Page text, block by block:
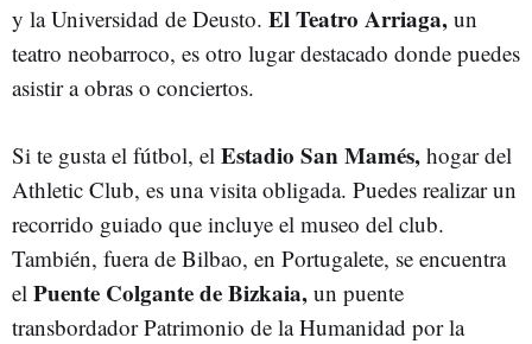
y la Universidad de Deusto. El Teatro Arriaga, un
teatro neobarroco, es otro lugar destacado donde puedes
asistir a obras o conciertos.
Si te gusta el fútbol, el Estadio San Mamés, hogar del
Athletic Club, es una visita obligada. Puedes realizar un
recorrido guiado que incluye el museo del club.
También, fuera de Bilbao, en Portugalete, se encuentra
el Puente Colgante de Bizkaia, un puente
transbordador Patrimonio de la Humanidad por la